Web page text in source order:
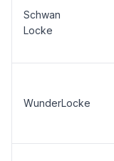
Schwan
Locke
WunderLocke